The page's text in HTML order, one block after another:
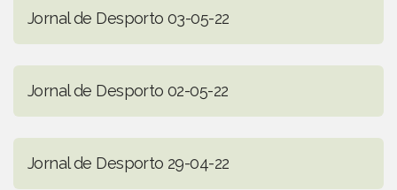
Jornal de Desporto 03-05-22
Jornal de Desporto 02-05-22
Jornal de Desporto 29-04-22